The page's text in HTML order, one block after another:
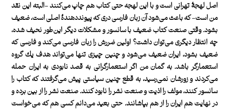
اصل لهجۀ تهرانی است و با اين لهجه حتی كتاب هم چاپ می‌كنند -البته اين نقد
من است- كه باعث می‌شود آن زبان فارسی دری كه پيونددهندۀ اصلی است، ضعيف
بشود. وقتی صنعت كتاب ضعيف با سانسور و مشكلات ديگر اين‌طور نحيف شده،
چه انتظار ديگری می‌توان داشت؟ اولين ضررش را زبان فارسی می‌كند و فارسی كه
ضعيف بشود، ايران ضعيف می‌شود و چنين چيزی تنها می‌تواند هدف يك گروه
استعمارگر باشد. به گمان من اگر استعمارگرانی به قصد نابودی به ايران حمله
می‌كردند و زورشان نمی‌رسيد، به قطع چنين سياستی پيش می‌گرفتند كه كتاب را
سانسور كنند، مولف را اذيت و صنعت نشر را نابود كنند. صنعت نشر را از بين برده و
در نهايت هم ايران را از هم بپاشانند. حتی بعيد می‌دانم‌ كسی هم كه می‌خواست